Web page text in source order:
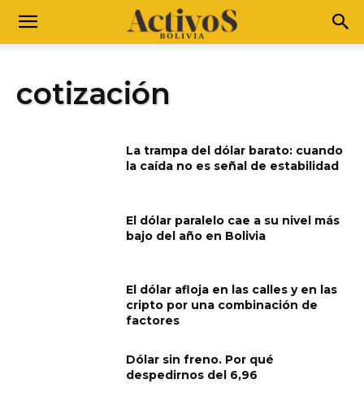
cotización
La trampa del dólar barato: cuando
la caída no es señal de estabilidad
El dólar paralelo cae a su nivel más
bajo del año en Bolivia
El dólar afloja en las calles y en las
cripto por una combinación de
factores
Dólar sin freno. Por qué
despedirnos del 6,96